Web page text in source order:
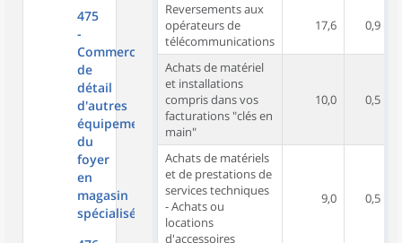
475
-
Commerce
de
détail
d'autres
équipements
du
foyer
en
magasin
spécialisé
Reversements aux
opérateurs de
télécommunications
17,6 0,9
Achats de matériel
et installations
compris dans vos
facturations "clés en
main"
10,0 0,5
Achats de matériels
et de prestations de
services techniques
- Achats ou
locations
d'accessoires
9,0 0,5